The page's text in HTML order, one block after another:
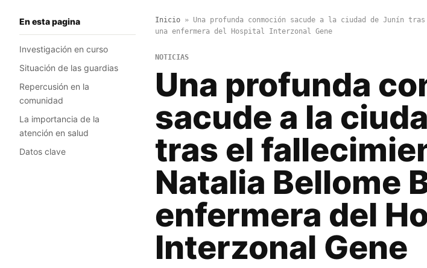
En esta pagina
Investigación en curso
Situación de las guardias
Repercusión en la
comunidad
La importancia de la
atención en salud
Datos clave
Inicio» Una profunda conmoción sacude a la ciudad de Junín
una enfermera del Hospital Interzonal Gene
NOTICIAS
Una profunda
sacude a la
tras el
Natalia Bellome
enfermera del
Interzonal Gene